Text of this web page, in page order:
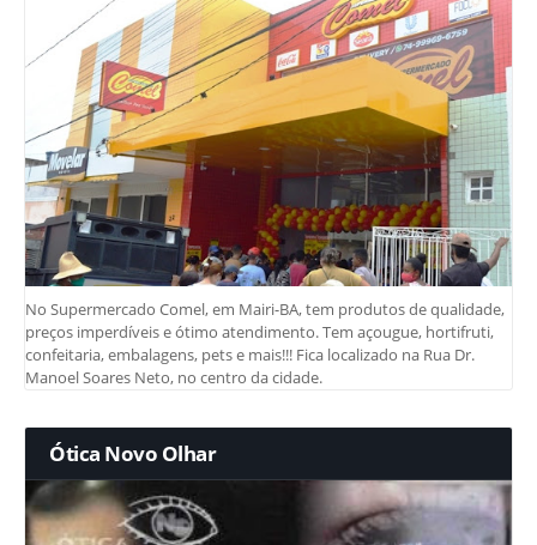
No Supermercado Comel, em Mairi-BA, tem produtos de qualidade,
preços imperdíveis e ótimo atendimento. Tem açougue, hortifruti,
confeitaria, embalagens, pets e mais!!! Fica localizado na Rua Dr.
Manoel Soares Neto, no centro da cidade.
Ótica Novo Olhar